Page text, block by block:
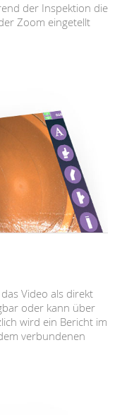
der Inspektion die
Zoom eingetellt
Video als direkt
oder kann über
wird ein Bericht im
verbundenen